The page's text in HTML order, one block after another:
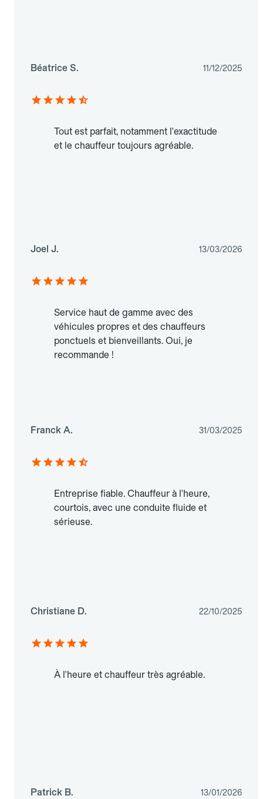
Béatrice S. 11/12/2025
Tout est parfait, notamment l'exactitude
et le chauffeur toujours agréable.
Joel J. 13/03/2026
Service haut de gamme avec des
véhicules propres et des chauffeurs
ponctuels et bienveillants. Oui, je
recommande !
Franck A. 31/03/2025
Entreprise fiable. Chauffeur à l'heure,
courtois, avec une conduite fluide et
sérieuse.
Christiane D. 22/10/2025
À l'heure et chauffeur très agréable.
Patrick B. 13/01/2026